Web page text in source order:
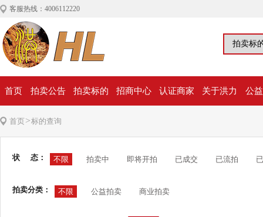
客服热线：4006112220
首页 拍卖公告 拍卖标的 招商中心 认证商家 关于洪力 公
首页>标的查询
状 态： 不限 拍卖中 即将开拍 已成交 已流拍
拍卖分类： 不限 公益拍卖 商业拍卖